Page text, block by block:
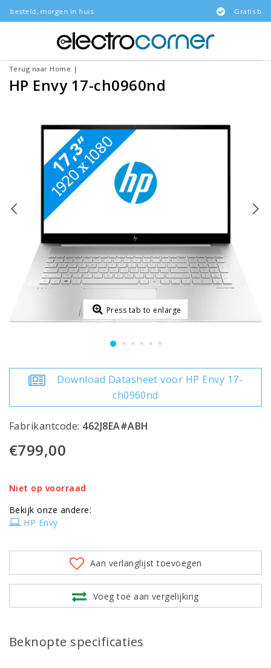
in huis Gratis bezorgd
Terug naar Home |
HP Envy 17-ch0960nd
Press tab to enlarge
Download Datasheet voor HP Envy 17-
ch0960nd
Fabrikantcode: 462J8EA#ABH
€799,00
Niet op voorraad
Bekijk onze andere:
HP Envy
Aan verlanglijst toevoegen
Voeg toe aan vergelijking
Beknopte specificaties